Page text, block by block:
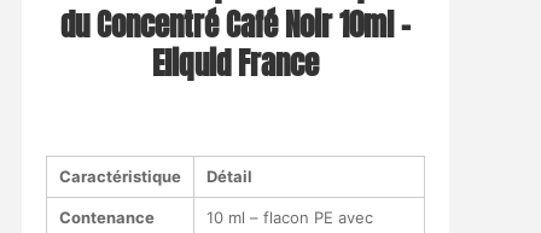
du Concentré Café Noir 10ml –
Eliquid France
Caractéristique Détail
Contenance
10 ml – flacon PE avec